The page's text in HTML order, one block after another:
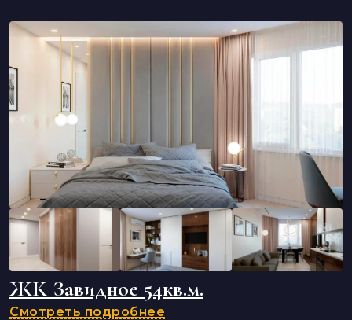
ЖК Завидное 54кв.м.
Смотреть подробнее